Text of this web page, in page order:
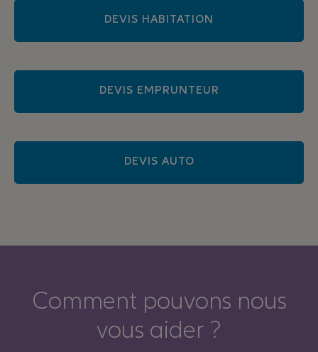
DEVIS HABITATION
DEVIS EMPRUNTEUR
DEVIS AUTO
Comment pouvons nous
vous aider ?